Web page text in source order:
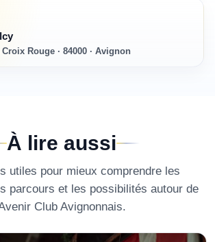
Rouge · 84000 · Avignon
À lire aussi
utiles pour mieux comprendre les
parcours et les possibilités autour de
Club Avignonnais.